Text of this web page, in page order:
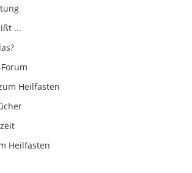
...
Heilfasten
Heilfasten